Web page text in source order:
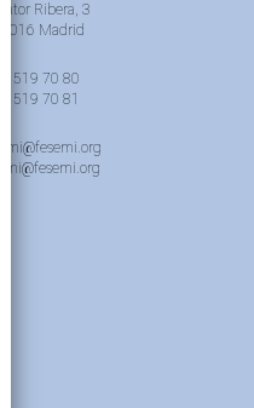
Pintor Ribera, 3
28016 Madrid
91 519 70 80
91 519 70 81
semi@fesemi.org
femi@fesemi.org